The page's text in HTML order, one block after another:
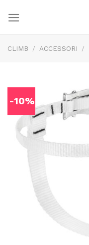
content
CLIMB / ACCESSORI /
-10%